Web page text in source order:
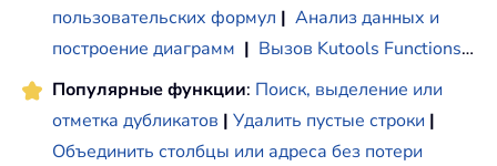
пользовательских формул | Анализ данных и
построение диаграмм | Вызов Kutools Functions…
Популярные функции: Поиск, выделение или
отметка дубликатов | Удалить пустые строки |
Объединить столбцы или адреса без потери